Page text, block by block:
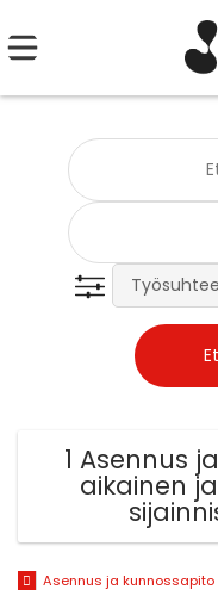
1 Asennus
aikainen
Asennus ja kunnossapito